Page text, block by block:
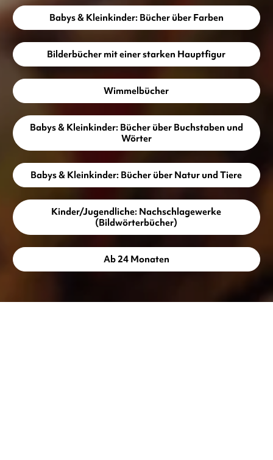
Babys & Kleinkinder: Bücher über Farben
Bilderbücher mit einer starken Hauptfigur
Wimmelbücher
Babys & Kleinkinder: Bücher über Buchstaben und
Wörter
Babys & Kleinkinder: Bücher über Natur und Tiere
Kinder/Jugendliche: Nachschlagewerke
(Bildwörterbücher)
Ab 24 Monaten